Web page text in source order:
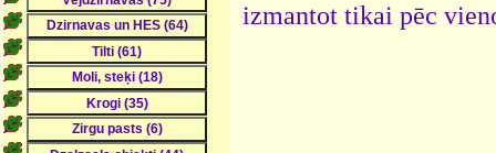
izmantot tikai pēc